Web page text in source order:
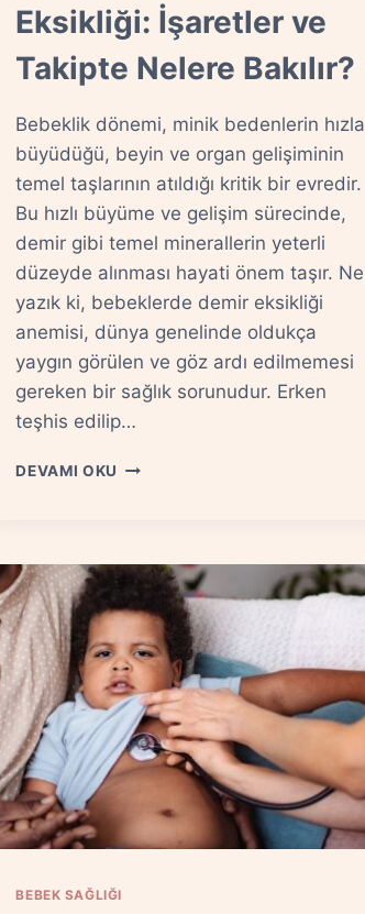
Eksikliği: İşaretler ve
Takipte Nelere Bakılır?
Bebeklik dönemi, minik bedenlerin hızla
büyüdüğü, beyin ve organ gelişiminin
temel taşlarının atıldığı kritik bir evredir.
Bu hızlı büyüme ve gelişim sürecinde,
demir gibi temel minerallerin yeterli
düzeyde alınması hayati önem taşır. Ne
yazık ki, bebeklerde demir eksikliği
anemisi, dünya genelinde oldukça
yaygın görülen ve göz ardı edilmemesi
gereken bir sağlık sorunudur. Erken
teşhis edilip…
DEVAMI OKU BEBEKLERDE
TAKIPTE
NELERE
BAKILIR?
BEBEK SAĞLIĞI